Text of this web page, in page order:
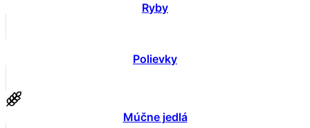
Ryby
Polievky
Múčne jedlá